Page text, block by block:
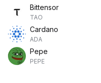
Bittensor
TAO
Cardano
ADA
Pepe
PEPE